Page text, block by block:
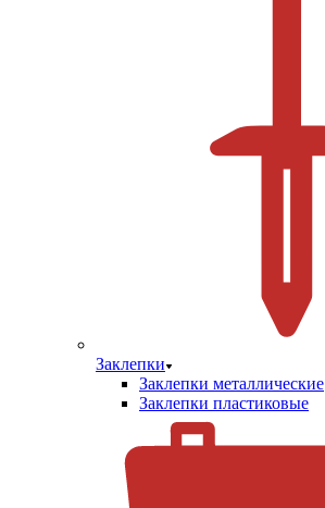
Заклепки
Заклепки металлические
Заклепки пластиковые